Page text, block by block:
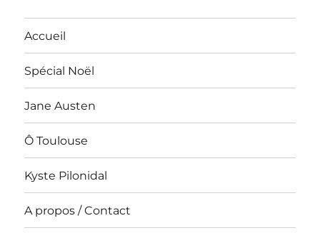
Accueil
Spécial Noël
Jane Austen
Ô Toulouse
Kyste Pilonidal
A propos / Contact